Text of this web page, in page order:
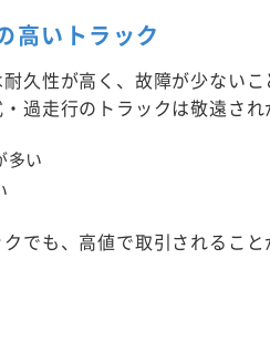
高いトラック
久性が高く、故障が少ない
過走行のトラックは敬遠さ
多い
でも、高値で取引されること